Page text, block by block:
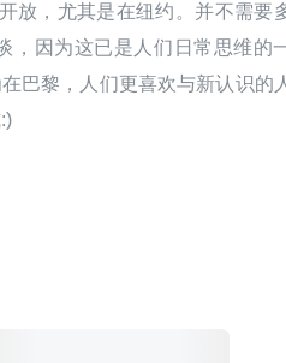
放，尤其是在纽约。并不需要
，因为这已是人们日常思维的
巴黎，人们更喜欢与新认识的